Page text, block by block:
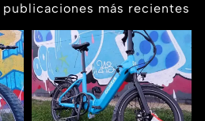
más recientes